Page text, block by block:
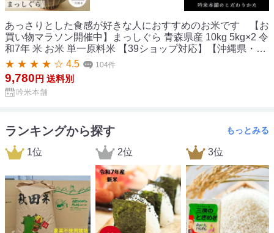
あっさりとした食感が好きな人におすすめのお米です 【お
買い物マラソン開催中】まっしぐら 青森県産 10kg 5kg×2 令
和7年 米 お米 単一原料米 【39ショップ対応】【沖縄県・離
島送料必要】【送料無料】
★ ★ ★ ★ ☆ 4.5 104件
9,780 円 送料別
吟米本舗
ランキングから探す もっとみる
1位 2位 3位